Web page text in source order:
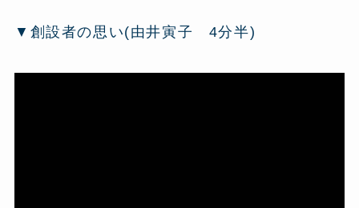
▼創設者の思い(由井寅子 4分半)